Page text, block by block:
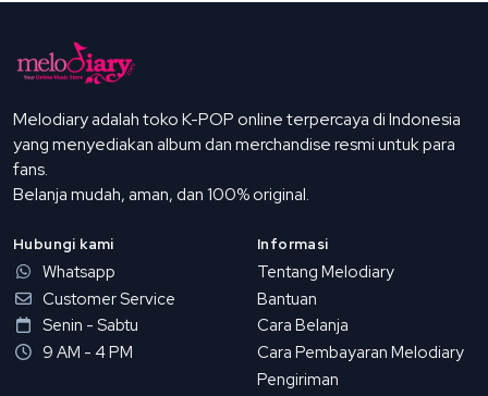
Melodiary adalah toko K-POP online terpercaya di Indonesia
yang menyediakan album dan merchandise resmi untuk para
fans.
Belanja mudah, aman, dan 100% original.
Hubungi kami
Whatsapp
Customer Service
Senin - Sabtu
9 AM - 4 PM
Informasi
Tentang Melodiary
Bantuan
Cara Belanja
Cara Pembayaran Melodiary
Pengiriman